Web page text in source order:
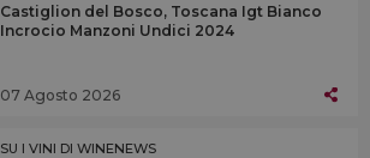
Castiglion del Bosco, Toscana Igt Bianco
Incrocio Manzoni Undici 2024
07 Agosto 2026
SU I VINI DI WINENEWS